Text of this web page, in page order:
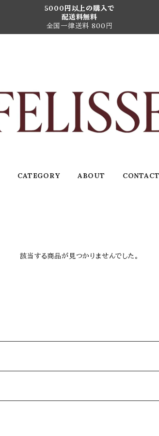
5000円以上の購入で
配送料無料
全国一律送料 800円
CATEGORY ABOUT CONTACT
該当する商品が見つかりませんでした。